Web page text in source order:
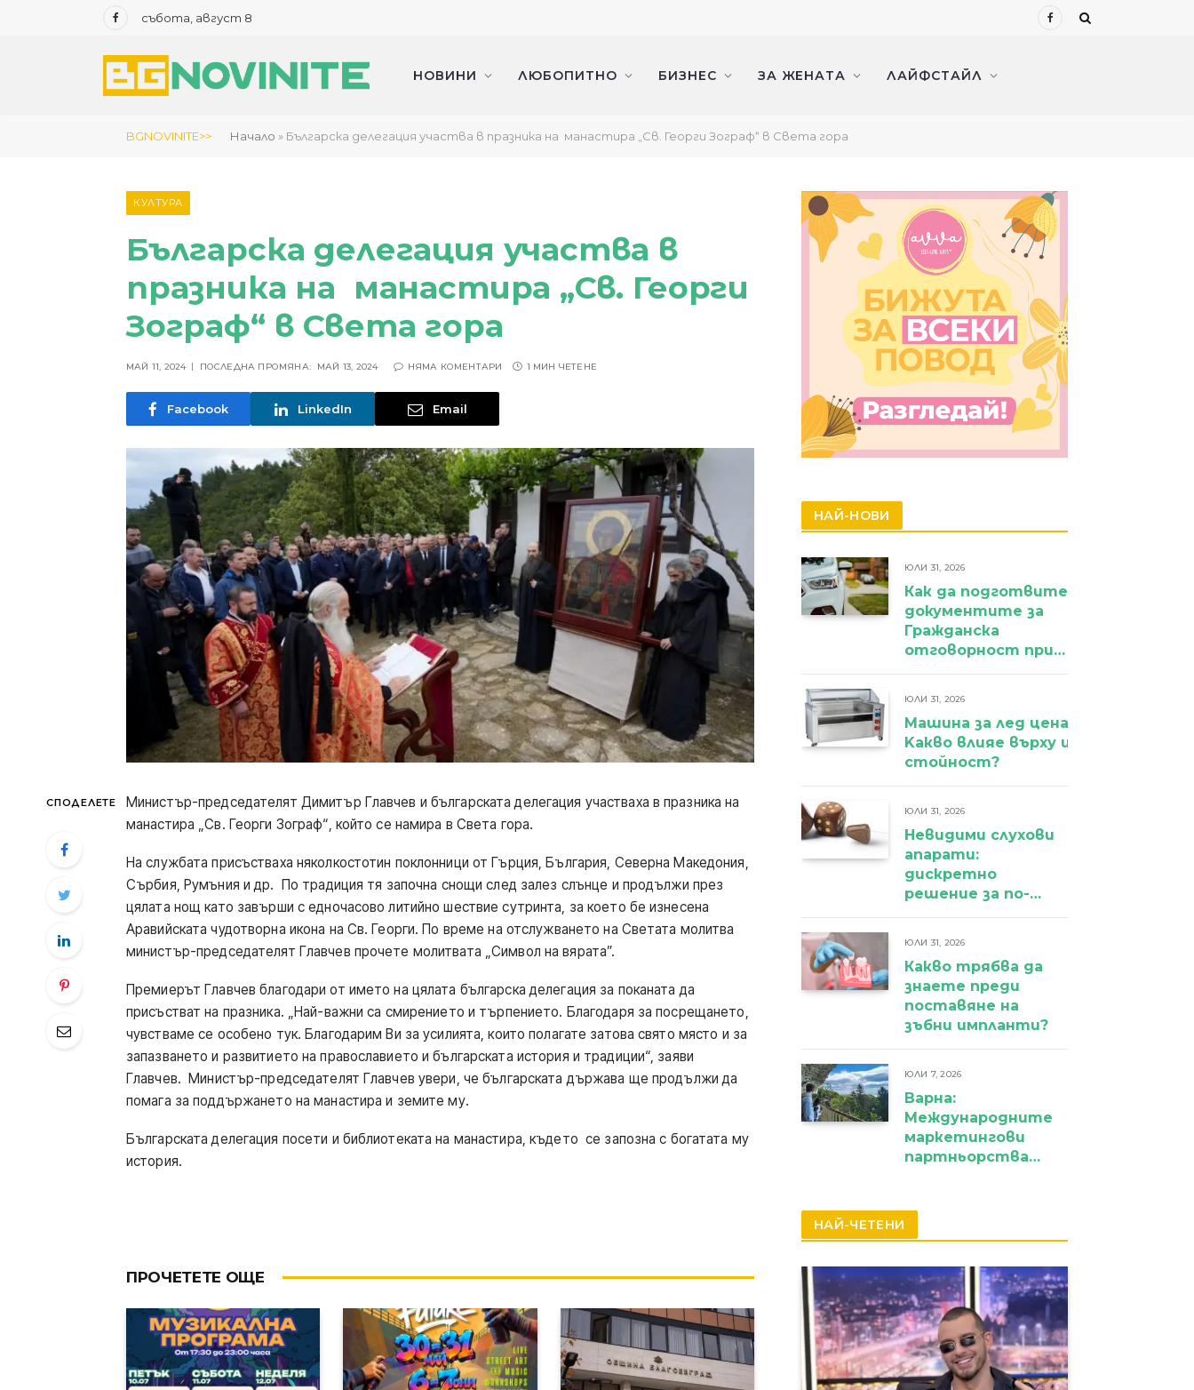
Facebookсъбота, август 8 Facebook
НОВИНИ ЛЮБОПИТНО БИЗНЕС ЗА ЖЕНАТА ЛАЙФСТАЙЛ
BGNOVINITE>> Начало » Българска делегация участва в празника на манастира „Св. Георги Зограф“ в Света гора
КУЛТУРА
Българска делегация участва в
празника на манастира „Св. Георги
Зограф“ в Света гора
МАЙ 11, 2024 ПОСЛЕДНА ПРОМЯНА: МАЙ 13, 2024 НЯМА КОМЕНТАРИ 1 МИН ЧЕТЕНЕ
Facebook LinkedIn Email
СПОДЕЛЕТЕ
Министър-председателят Димитър Главчев и българската делегация участваха в празника на
манастира „Св. Георги Зограф“, който се намира в Света гора.
На службата присъстваха няколкостотин поклонници от Гърция, България, Северна Македония,
Сърбия, Румъния и др. По традиция тя започна снощи след залез слънце и продължи през
цялата нощ като завърши с едночасово литийно шествие сутринта, за което бе изнесена
Аравийската чудотворна икона на Св. Георги. По време на отслужването на Светата молитва
министър-председателят Главчев прочете молитвата „Символ на вярата”.
Премиерът Главчев благодари от името на цялата българска делегация за поканата да
присъстват на празника. „Най-важни са смирението и търпението. Благодаря за посрещането,
чувстваме се особено тук. Благодарим Ви за усилията, които полагате затова свято място и за
запазването и развитието на православието и българската история и традиции“, заяви
Главчев. Министър-председателят Главчев увери, че българската държава ще продължи да
помага за поддържането на манастира и земите му.
Българската делегация посети и библиотеката на манастира, където се запозна с богатата му
история.
ПРОЧЕТЕТЕ ОЩЕ
НАЙ-НОВИ
ЮЛИ 31, 2026
Как да подготвите
документите за
Гражданска
отговорност при
ЮЛИ 31, 2026
Машина за лед цена:
Kакво влияе върху избора и
стойност?
ЮЛИ 31, 2026
Невидими слухови
апарати:
дискретно
решение за по-
ЮЛИ 31, 2026
Какво трябва да
знаете преди
поставяне на
зъбни импланти?
ЮЛИ 7, 2026
Варна:
Международните
маркетингови
партньорства
НАЙ-ЧЕТЕНИ